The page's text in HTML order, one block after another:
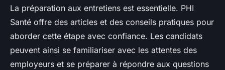
La préparation aux entretiens est essentielle. PHI
Santé offre des articles et des conseils pratiques pour
aborder cette étape avec confiance. Les candidats
peuvent ainsi se familiariser avec les attentes des
employeurs et se préparer à répondre aux questions